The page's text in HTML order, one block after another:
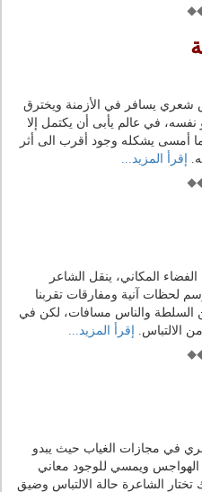
شعري يسافر في الأزمنة ويخترق
في عالم يأبى أن يكتمل إلا
أمسى يشكله وجود أقرب الى أثر
إقرأ المزيد...
المكاني، ينقل الشاعر
لحظات آنية ومفارقات تقربنا
السلطة والناس مسافات، لكن في
الالتباس.
إقرأ المزيد...
في مجازات الغياب حيث يبدو
ويمسي للوجود معاني
تختار الشاعرة حالة الالتباس وضيق